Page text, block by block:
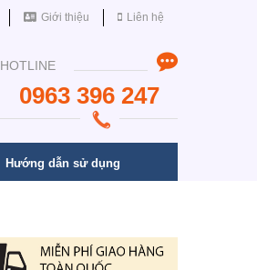
Giới thiệu Liên hệ
HOTLINE
0963 396 247
Hướng dẫn sử dụng